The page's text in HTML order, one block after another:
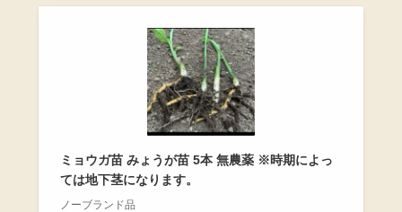
ミョウガ苗 みょうが苗 5本 無農薬 ※時期によっ
ては地下茎になります。
ノーブランド品